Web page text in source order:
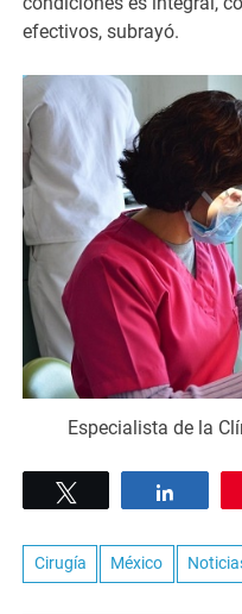
efectivos, subrayó.
Especialista de la
Cirugía México